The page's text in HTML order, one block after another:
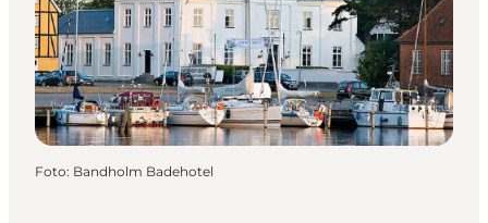
Foto: Bandholm Badehotel